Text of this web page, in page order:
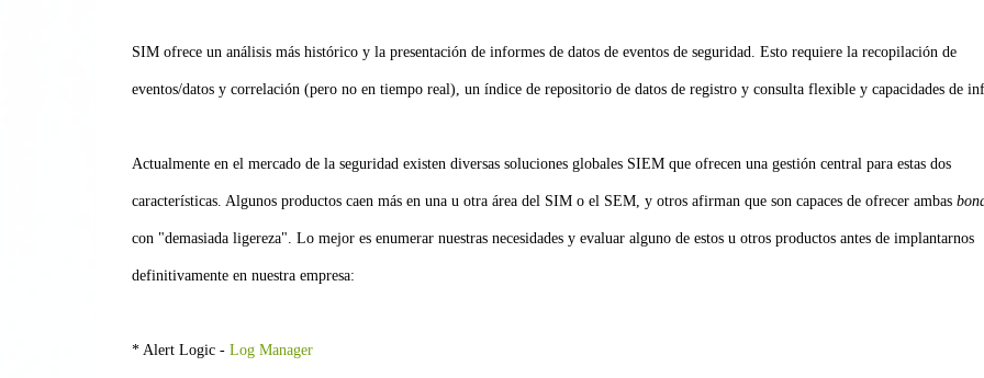
SIM ofrece un análisis más histórico y la presentación de informes de datos de eventos de seguridad. Esto requiere la recopilación de
eventos/datos y correlación (pero no en tiempo real), un índice de repositorio de datos de registro y consulta flexible y capacidades de
Actualmente en el mercado de la seguridad existen diversas soluciones globales SIEM que ofrecen una gestión central para estas dos
características. Algunos productos caen más en una u otra área del SIM o el SEM, y otros afirman que son capaces de ofrecer ambas
con "demasiada ligereza". Lo mejor es enumerar nuestras necesidades y evaluar alguno de estos u otros productos antes de implantarnos
definitivamente en nuestra empresa:
* Alert Logic - Log Manager